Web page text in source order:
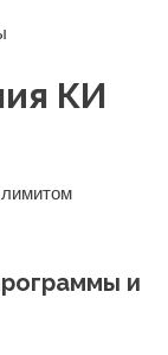
КИ
и